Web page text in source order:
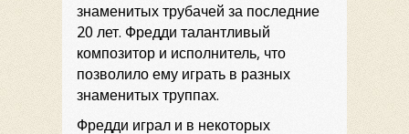
знаменитых трубачей за последние
20 лет. Фредди талантливый
композитор и исполнитель, что
позволило ему играть в разных
знаменитых труппах.
Фредди играл и в некоторых